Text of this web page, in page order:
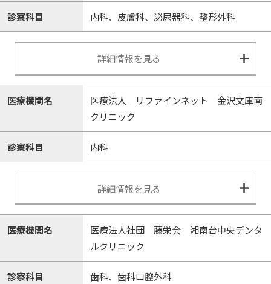
診察科目 内科、皮膚科、泌尿器科、整形外科
詳細情報を見る
医療機関名
医療法人 リファインネット 金沢文庫南
クリニック
診察科目 内科
詳細情報を見る
医療機関名
医療法人社団 藤栄会 湘南台中央デンタ
ルクリニック
診察科目 歯科、歯科口腔外科